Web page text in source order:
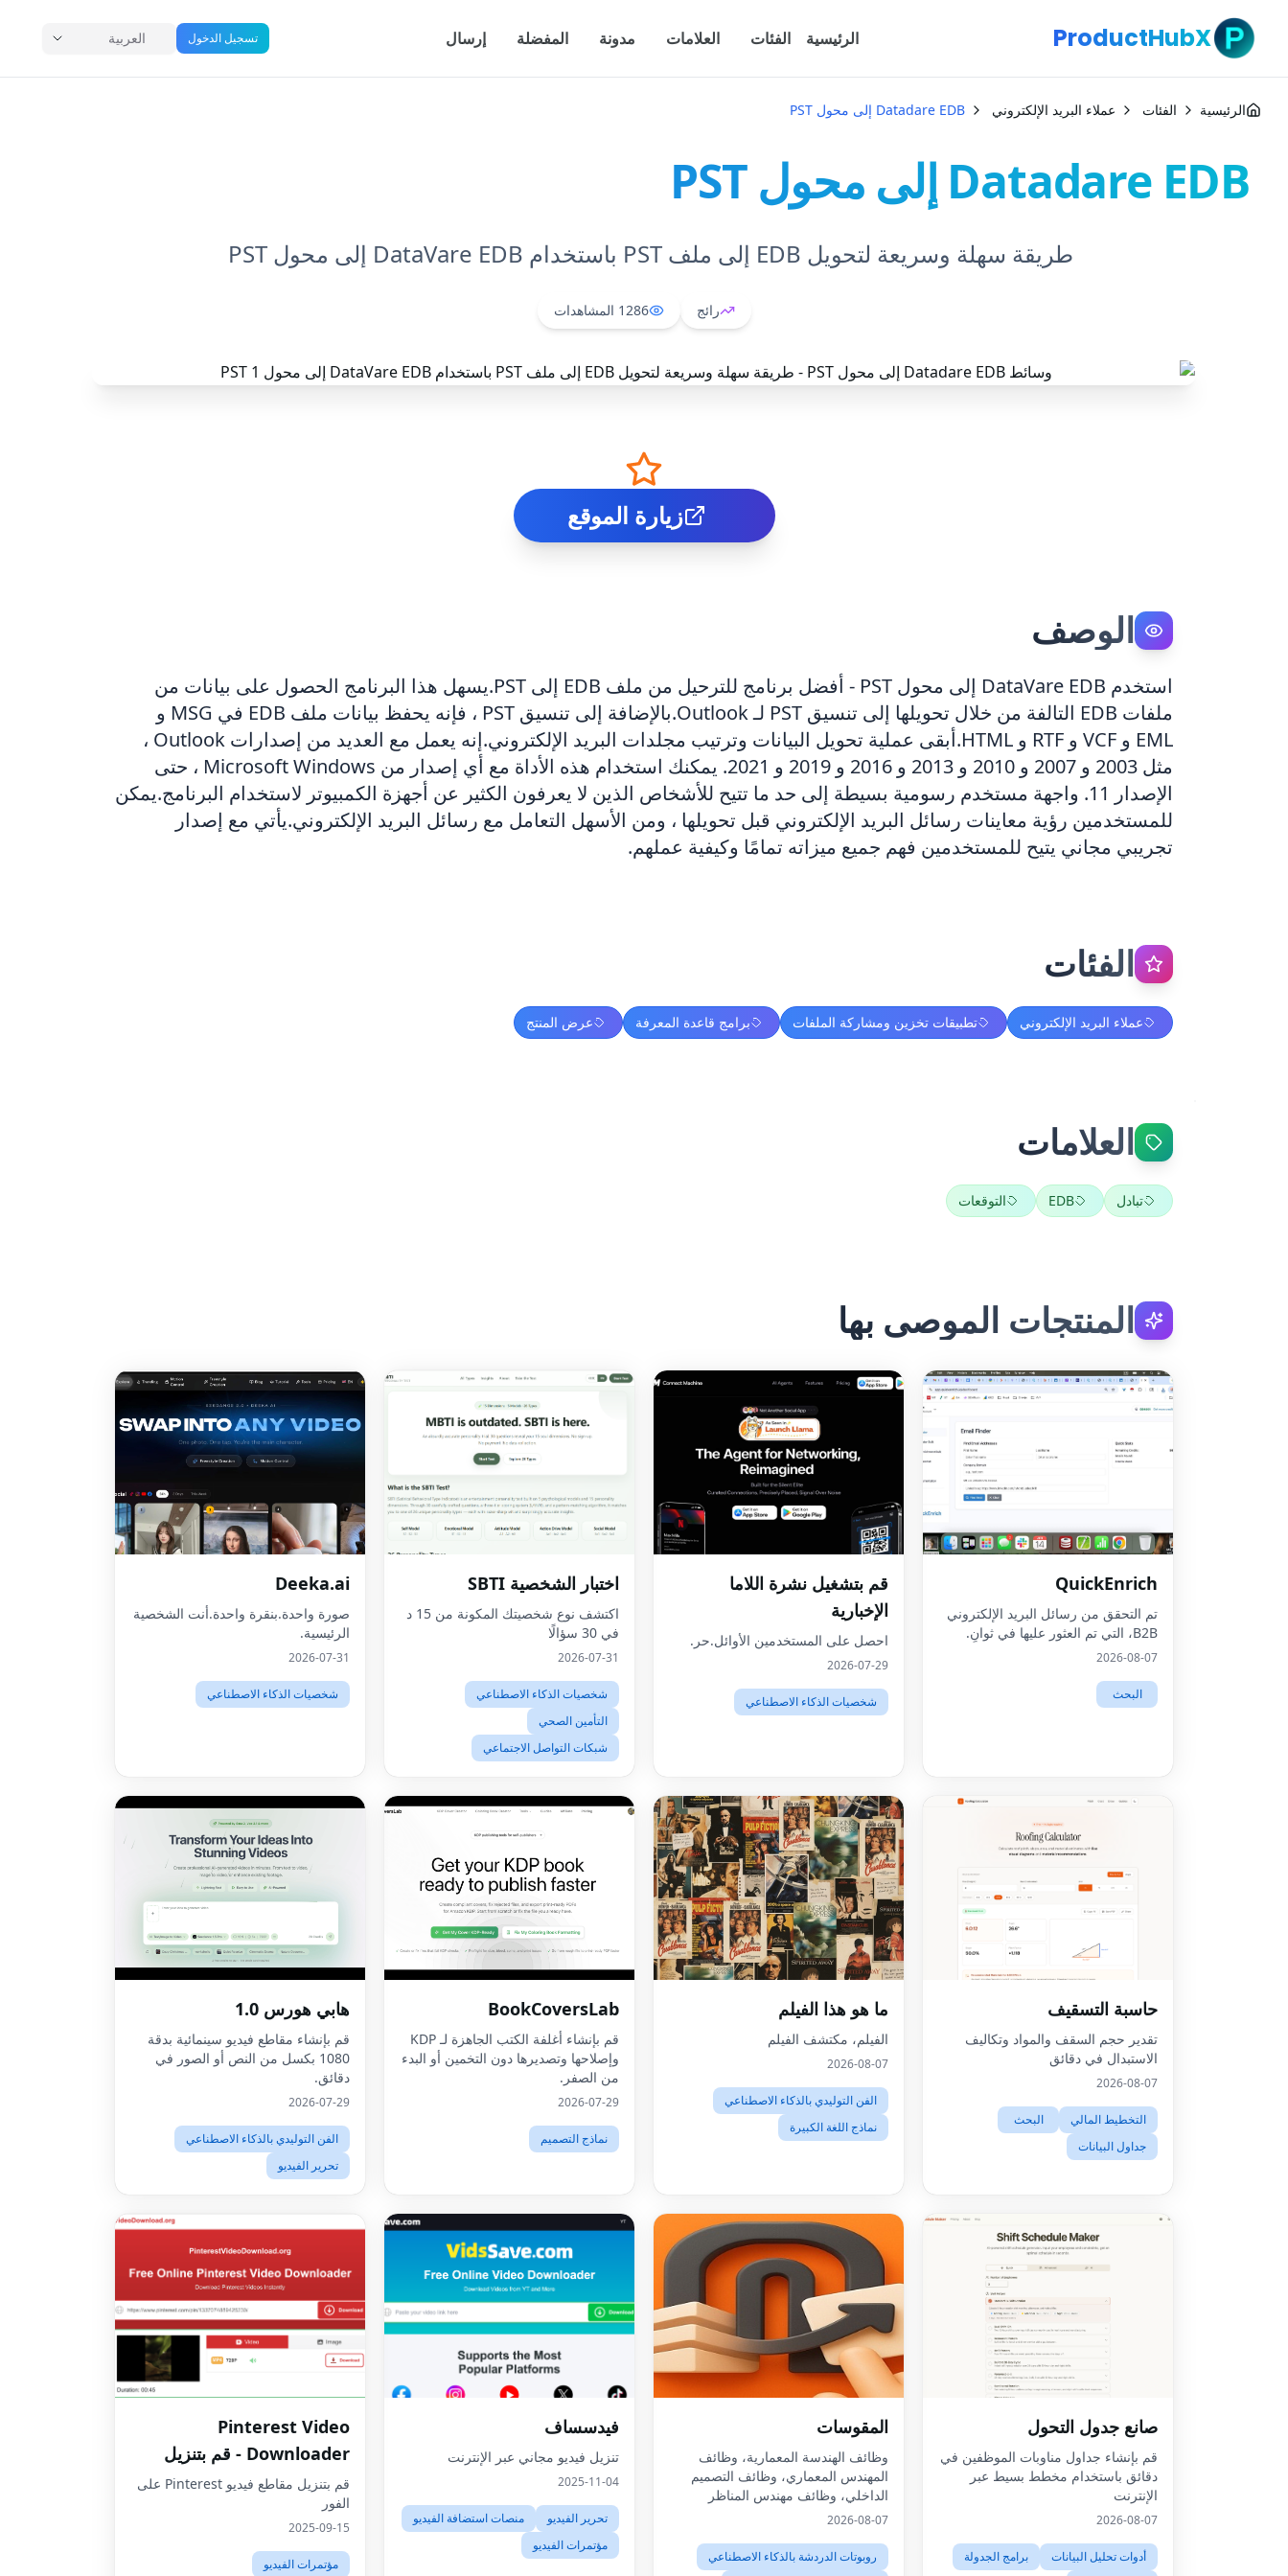
ProductHubX الرئيسية الفئات العلامات مدونة المفضلة إرسال تسجيل الدخول العربية
الرئيسية الفئات عملاء البريد الإلكتروني Datadare EDB إلى محول PST
Datadare EDB إلى محول PST
طريقة سهلة وسريعة لتحويل EDB إلى ملف PST باستخدام DataVare EDB إلى محول PST
رائج 1286 المشاهدات
زيارة الموقع
الوصف
استخدم DataVare EDB إلى محول PST - أفضل برنامج للترحيل من ملف EDB إلى PST.يسهل هذا البرنامج الحصول على بيانات من
ملفات EDB التالفة من خلال تحويلها إلى تنسيق PST لـ Outlook.بالإضافة إلى تنسيق PST ، فإنه يحفظ بيانات ملف EDB في MSG و
EML و VCF و RTF و HTML.أبقى عملية تحويل البيانات وترتيب مجلدات البريد الإلكتروني.إنه يعمل مع العديد من إصدارات Outlook ،
مثل 2003 و 2007 و 2010 و 2013 و 2016 و 2019 و 2021. يمكنك استخدام هذه الأداة مع أي إصدار من Microsoft Windows ، حتى
الإصدار 11. واجهة مستخدم رسومية بسيطة إلى حد ما تتيح للأشخاص الذين لا يعرفون الكثير عن أجهزة الكمبيوتر لاستخدام البرنامج.يمكن
للمستخدمين رؤية معاينات رسائل البريد الإلكتروني قبل تحويلها ، ومن الأسهل التعامل مع رسائل البريد الإلكتروني.يأتي مع إصدار
تجريبي مجاني يتيح للمستخدمين فهم جميع ميزاته تمامًا وكيفية عملهم.
الفئات
عملاء البريد الإلكتروني تطبيقات تخزين ومشاركة الملفات برامج قاعدة المعرفة عرض المنتج
العلامات
تبادل EDB التوقعات
المنتجات الموصى بها
QuickEnrich
تم التحقق من رسائل البريد الإلكتروني
B2B، التي تم العثور عليها في ثوانٍ.
2026-08-07
البحث
قم بتشغيل نشرة اللاما
الإخبارية
احصل على المستخدمين الأوائل.حر.
2026-07-29
شخصيات الذكاء الاصطناعي
اختبار الشخصية SBTI
اكتشف نوع شخصيتك المكونة من 15 د
في 30 سؤالًا
2026-07-31
شخصيات الذكاء الاصطناعي
التأمين الصحي
شبكات التواصل الاجتماعي
Deeka.ai
صورة واحدة.بنقرة واحدة.أنت الشخصية
الرئيسية.
2026-07-31
شخصيات الذكاء الاصطناعي
حاسبة التسقيف
تقدير حجم السقف والمواد وتكاليف
الاستبدال في دقائق
2026-08-07
التخطيط المالي
البحث
جداول البيانات
ما هو هذا الفيلم
الفيلم، مكتشف الفيلم
2026-08-07
الفن التوليدي بالذكاء الاصطناعي
نماذج اللغة الكبيرة
BookCoversLab
قم بإنشاء أغلفة الكتب الجاهزة لـ KDP
وإصلاحها وتصديرها دون التخمين أو البدء
من الصفر.
2026-07-29
نماذج التصميم
هابي هورس 1.0
قم بإنشاء مقاطع فيديو سينمائية بدقة
1080 بكسل من النص أو الصور في
دقائق.
2026-07-29
الفن التوليدي بالذكاء الاصطناعي
تحرير الفيديو
صانع جدول التحول
قم بإنشاء جداول مناوبات الموظفين في
دقائق باستخدام مخطط بسيط عبر
الإنترنت
2026-08-07
أدوات تحليل البيانات
برامج الجدولة
المقوسات
وظائف الهندسة المعمارية، وظائف
المهندس المعماري، وظائف التصميم
الداخلي، وظائف مهندس المناظر
وظائف البيئة المبنية، وظيفة الهن
2026-08-07
روبوتات الدردشة بالذكاء الاصطناعي
فيدسساف
تنزيل فيديو مجاني عبر الإنترنت
2025-11-04
تحرير الفيديو
منصات استضافة الفيديو
مؤتمرات الفيديو
Pinterest Video
Downloader - قم بتنزيل
مقاطع الفيديو عالية الدقة على
الإنترنت
قم بتنزيل مقاطع فيديو Pinterest على
الفور
2025-09-15
مؤتمرات الفيديو